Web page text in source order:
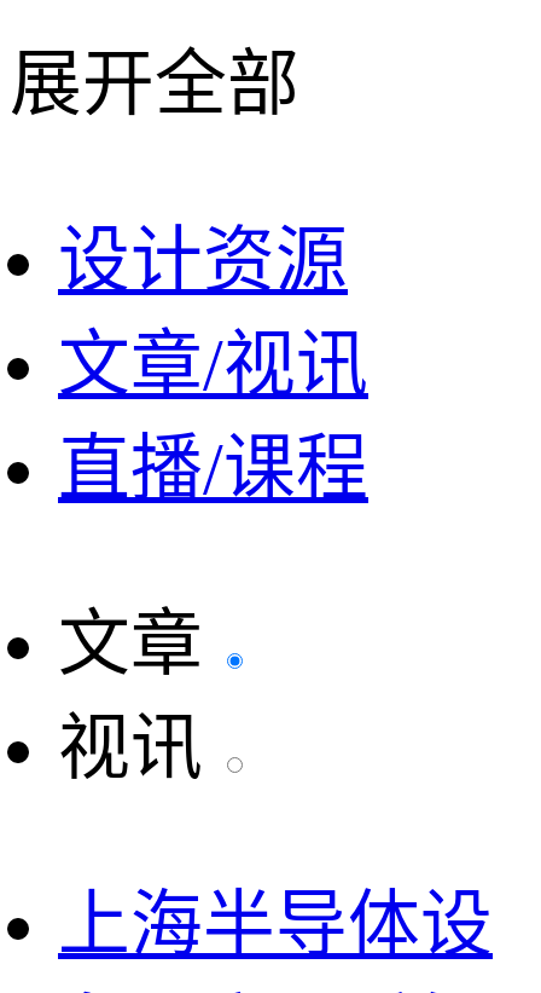
展开全部
设计资源
文章/视讯
直播/课程
文章
视讯
上海半导体设